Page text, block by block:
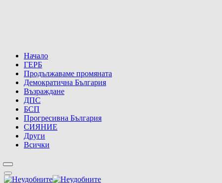
Начало
ГЕРБ
Продължаваме промяната
Демократична България
Възраждане
ДПС
БСП
Прогресивна България
СИЯНИЕ
Други
Всички